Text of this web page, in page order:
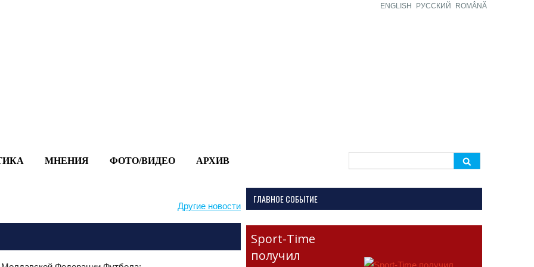
ENGLISH РУССКИЙ ROMÂNĂ
МНЕНИЯ ФОТО/ВИДЕО АРХИВ
Другие новости
ГЛАВНОЕ СОБЫТИЕ
Sport-Time
получил